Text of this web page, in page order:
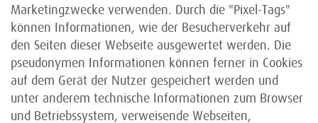
Marketingzwecke verwenden. Durch die "Pixel-Tags"
können Informationen, wie der Besucherverkehr auf
den Seiten dieser Webseite ausgewertet werden. Die
pseudonymen Informationen können ferner in Cookies
auf dem Gerät der Nutzer gespeichert werden und
unter anderem technische Informationen zum Browser
und Betriebssystem, verweisende Webseiten,